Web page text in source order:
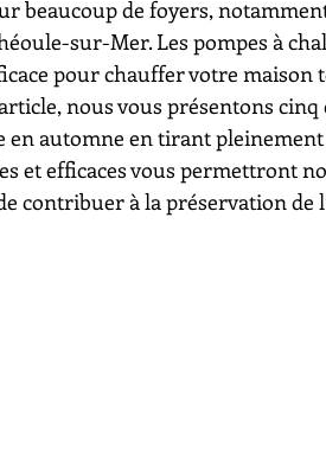
beaucoup de foyers,
sur-Mer. Les pompes à
pour chauffer votre maison
nous vous présentons
en automne en tirant
et efficaces vous permettront
contribuer à la préservation de